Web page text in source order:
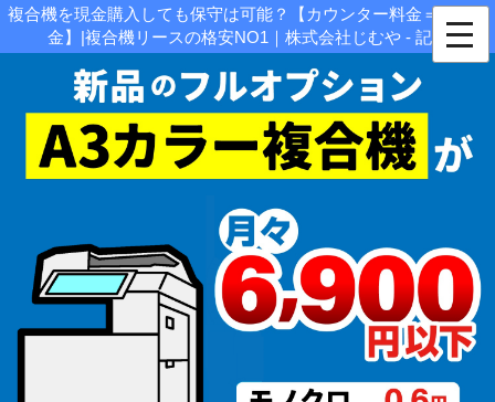
複合機を現金購入しても保守は可能？【カウンター料金＝保守料
金】|複合機リースの格安NO1｜株式会社じむや - 記事